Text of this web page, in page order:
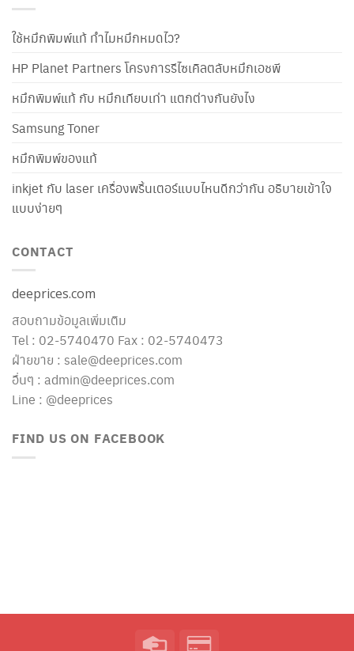
ใช้หมึกพิมพ์แท้ ทำไมหมึกหมดไว?
HP Planet Partners โครงการรีไซเคิลตลับหมึกเอชพี
หมึกพิมพ์แท้ กับ หมึกเทียบเท่า แตกต่างกันยังไง
Samsung Toner
หมึกพิมพ์ของแท้
inkjet กับ laser เครื่องพริ้นเตอร์แบบไหนดีกว่ากัน อธิบายเข้าใจ
แบบง่ายๆ
CONTACT
deeprices.com
สอบถามข้อมูลเพิ่มเติม
Tel : 02-5740470 Fax : 02-5740473
ฝ่ายขาย : sale@deeprices.com
อื่นๆ : admin@deeprices.com
Line : @deeprices
FIND US ON FACEBOOK
Credit